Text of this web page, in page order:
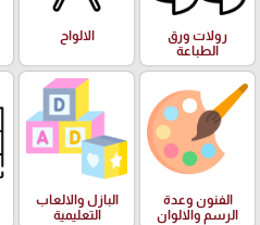
رولات ورق
الطباعة
الالواح
الفنون وعدة
الرسم والالوان
البازل والالعاب
التعليمية